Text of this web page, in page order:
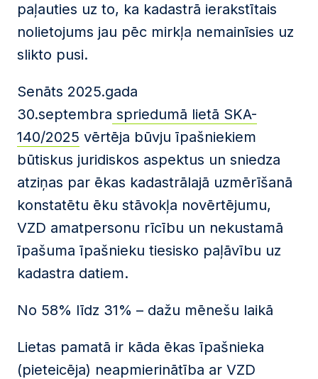
paļauties uz to, ka kadastrā ierakstītais
nolietojums jau pēc mirkļa nemainīsies uz
slikto pusi.
Senāts 2025.gada
30.septembra spriedumā lietā SKA-
140/2025 vērtēja būvju īpašniekiem
būtiskus juridiskos aspektus un sniedza
atziņas par ēkas kadastrālajā uzmērīšanā
konstatētu ēku stāvokļa novērtējumu,
VZD amatpersonu rīcību un nekustamā
īpašuma īpašnieku tiesisko paļāvību uz
kadastra datiem.
No 58% līdz 31% – dažu mēnešu laikā
Lietas pamatā ir kāda ēkas īpašnieka
(pieteicēja) neapmierinātība ar VZD